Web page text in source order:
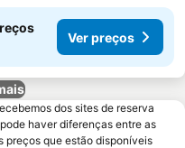
Ver preços
dos sites de reserva
haver diferenças entre as
preços que estão disponíveis